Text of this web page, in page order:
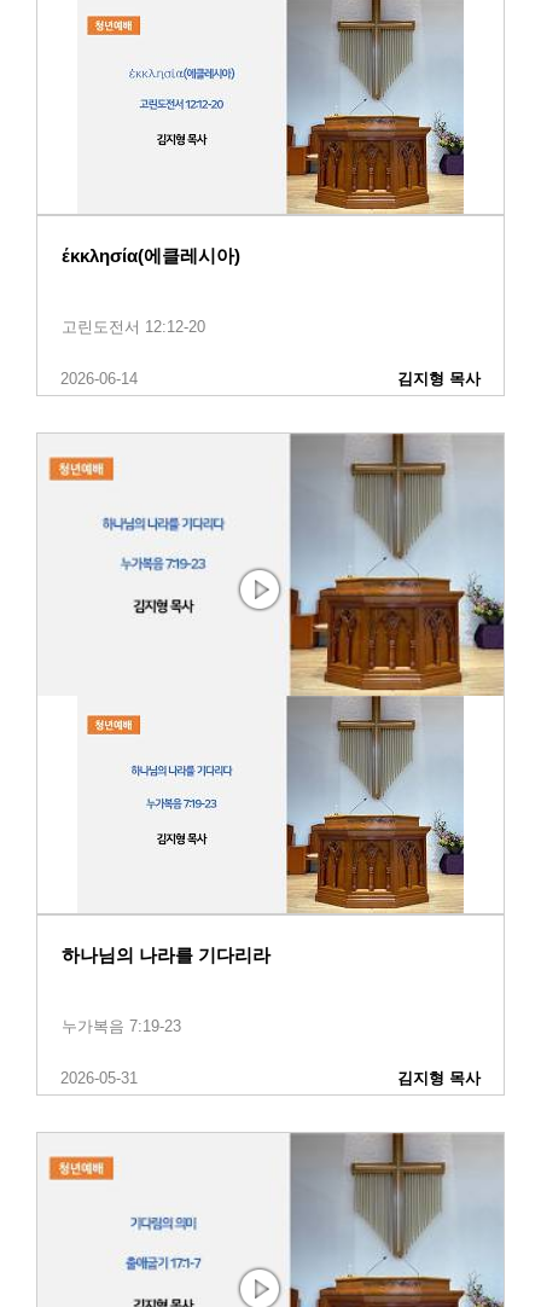
έκκλησία(에클레시아)
고린도전서 12:12-20
2026-06-14 김지형 목사
하나님의 나라를 기다리라
누가복음 7:19-23
2026-05-31 김지형 목사